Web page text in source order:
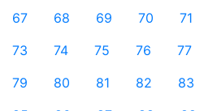
67
68 69 70 71
73
74 75 76 77
79
80 81 82 83